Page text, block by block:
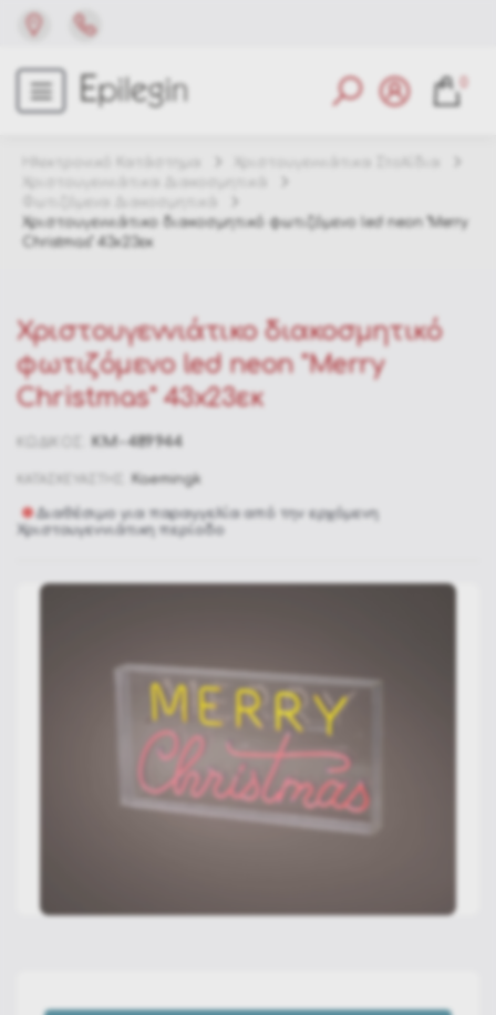
Χριστουγεννιάτικο διακοσμητικό φωτιζόμενο led neon "Merry
Christmas" 43x23εκ
Χριστουγεννιάτικο διακοσμητικό
φωτιζόμενο led neon "Merry
Christmas" 43x23εκ
KM-489944
Kaemingk
Διαθέσιμο για παραγγελία από την ερχόμενη
Χριστουγεννιάτικη περίοδο